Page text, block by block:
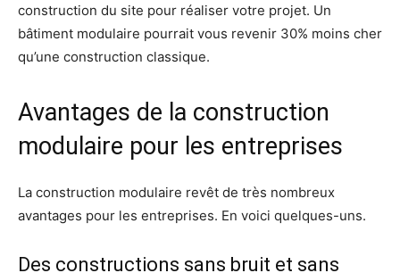
construction du site pour réaliser votre projet. Un
bâtiment modulaire pourrait vous revenir 30% moins cher
qu’une construction classique.
Avantages de la construction
modulaire pour les entreprises
La construction modulaire revêt de très nombreux
avantages pour les entreprises. En voici quelques-uns.
Des constructions sans bruit et sans